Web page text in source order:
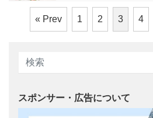
« Prev 1 2 3 4
スポンサー・広告について